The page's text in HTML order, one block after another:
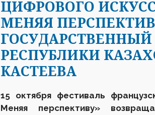
ЦИФРОВОГО
МЕНЯЯ
РЕСПУБЛИКИ
КАСТЕЕВА
15 октября фестиваль
Меняя перспективу»